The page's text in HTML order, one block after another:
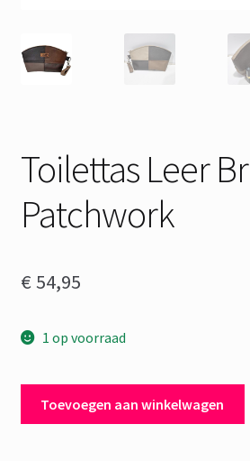
Toilettas Leer
Patchwork
€ 54,95
1 op voorraad
Toevoegen aan winkelwagen